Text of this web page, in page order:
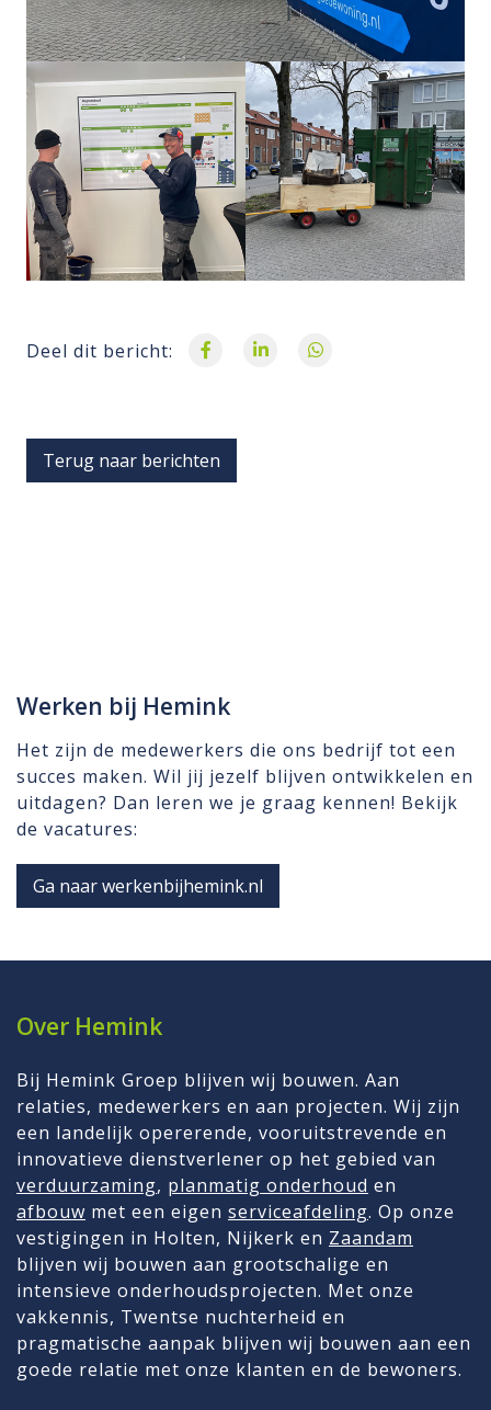
Deel dit bericht:
Terug naar berichten
Werken bij Hemink
Het zijn de medewerkers die ons bedrijf tot een
succes maken. Wil jij jezelf blijven ontwikkelen en
uitdagen? Dan leren we je graag kennen! Bekijk
de vacatures:
Ga naar werkenbijhemink.nl
Over Hemink
Bij Hemink Groep blijven wij bouwen. Aan
relaties, medewerkers en aan projecten. Wij zijn
een landelijk opererende, vooruitstrevende en
innovatieve dienstverlener op het gebied van
verduurzaming, planmatig onderhoud en
afbouw met een eigen serviceafdeling. Op onze
vestigingen in Holten, Nijkerk en Zaandam
blijven wij bouwen aan grootschalige en
intensieve onderhoudsprojecten. Met onze
vakkennis, Twentse nuchterheid en
pragmatische aanpak blijven wij bouwen aan een
goede relatie met onze klanten en de bewoners.